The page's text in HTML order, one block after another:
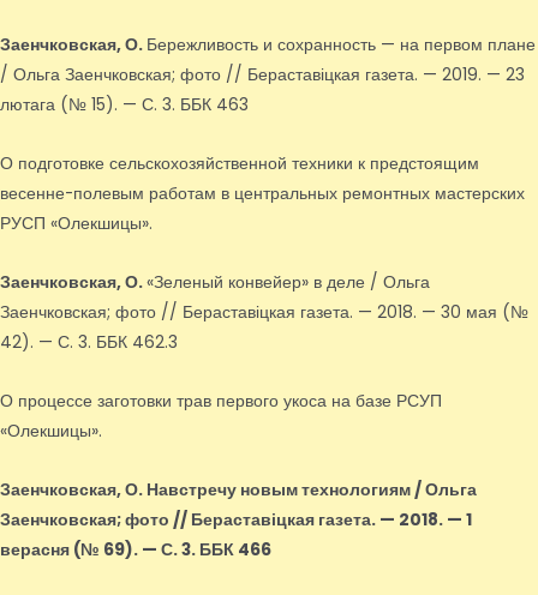
Заенчковская, О. Бережливость и сохранность — на первом плане
/ Ольга Заенчковская; фото // Бераставіцкая газета. — 2019. — 23
лютага (№ 15). — С. 3. ББК 463
О подготовке сельскохозяйственной техники к предстоящим
весенне-полевым работам в центральных ремонтных мастерских
РУСП «Олекшицы».
Заенчковская, О.«Зеленый конвейер» в деле / Ольга
Заенчковская; фото // Бераставіцкая газета. — 2018. — 30 мая (№
42). — С. 3. ББК 462.3
О процессе заготовки трав первого укоса на базе РСУП
«Олекшицы».
Заенчковская, О. Навстречу новым технологиям / Ольга
Заенчковская; фото // Бераставіцкая газета. — 2018. — 1
верасня (№ 69). — С. 3. ББК 466